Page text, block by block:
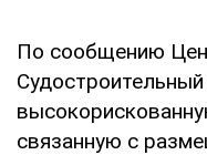
По сообщению
связанную с